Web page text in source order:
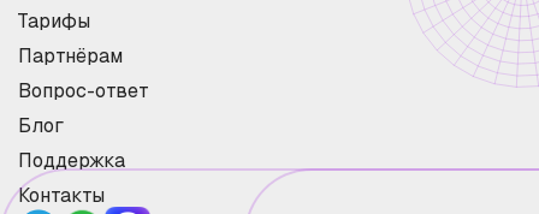
Тарифы
Партнёрам
Вопрос-ответ
Блог
Поддержка
Контакты